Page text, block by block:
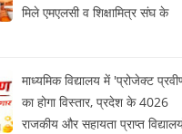
मिले एमएलसी व शिक्षामित्र संघ के
माध्यमिक विद्यालय में 'प्रोजेक्ट
का होगा विस्तार, प्रदेश के 4026
राजकीय और सहायता प्राप्त